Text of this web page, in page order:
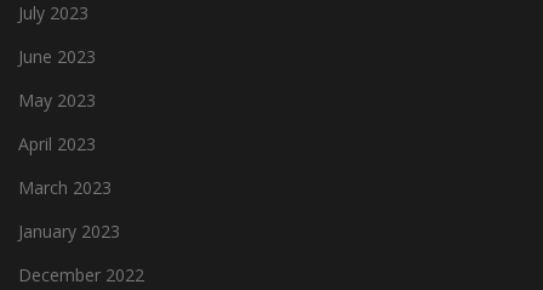
July 2023
June 2023
May 2023
April 2023
March 2023
January 2023
December 2022